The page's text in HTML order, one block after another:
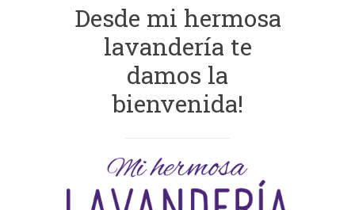
Desde mi hermosa
lavandería te
damos la
bienvenida!